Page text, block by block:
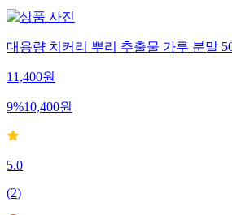
대용량 치커리 뿌리 추출물 가루 분말
11,400원
9%10,400원
5.0
(2)